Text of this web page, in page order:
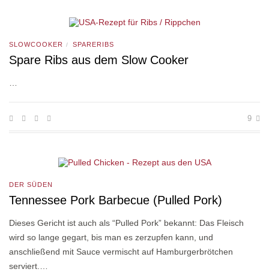
SLOWCOOKER / SPARERIBS
Spare Ribs aus dem Slow Cooker
9
DER SÜDEN
Tennessee Pork Barbecue (Pulled Pork)
Dieses Gericht ist auch als “Pulled Pork” bekannt: Das Fleisch
wird so lange gegart, bis man es zerzupfen kann, und
anschließend mit Sauce vermischt auf Hamburgerbrötchen
serviert.…